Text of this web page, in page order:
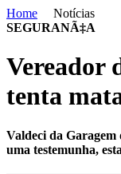
Home
Notícias
SEGURANÃ‡A
Vereador
tenta
Valdeci da
uma testemunha,